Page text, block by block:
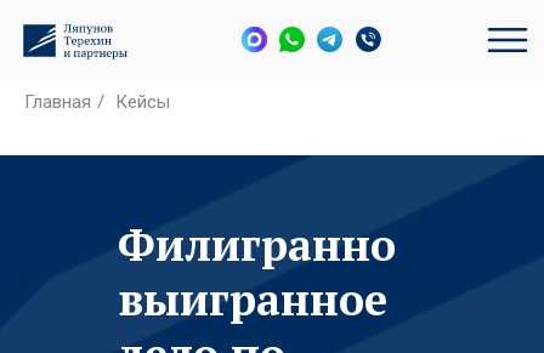
Главная / Кейсы
Филигранно
выигранное